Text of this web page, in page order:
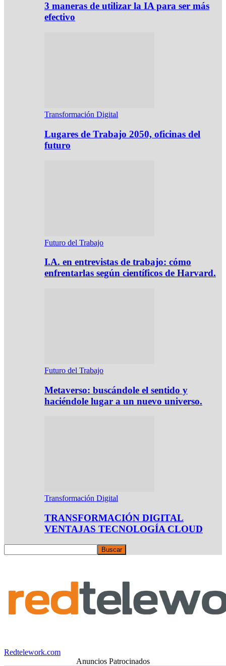
3 maneras de utilizar la IA para ser más
efectivo
Transformación Digital
Lugares de Trabajo 2050, oficinas del
futuro
Futuro del Trabajo
I.A. en entrevistas de trabajo: cómo
enfrentarlas según científicos de Harvard.
Futuro del Trabajo
Metaverso: buscándole el sentido y
haciéndole lugar a un nuevo universo.
Transformación Digital
TRANSFORMACIÓN DIGITAL
VENTAJAS TECNOLOGÍA CLOUD
Redtelework.com
Anuncios Patrocinados